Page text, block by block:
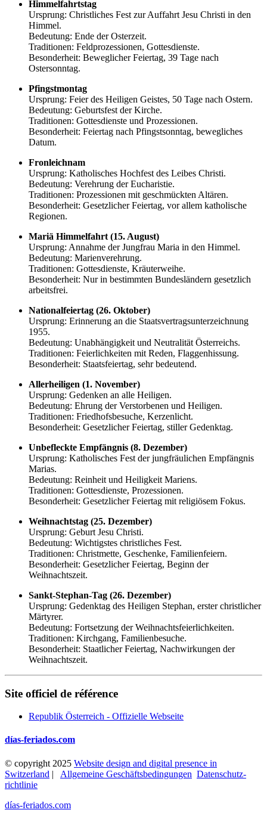
Himmelfahrtstag
Ursprung: Christliches Fest zur Auffahrt Jesu Christi in den
Himmel.
Bedeutung: Ende der Osterzeit.
Traditionen: Feldprozessionen, Gottesdienste.
Besonderheit: Beweglicher Feiertag, 39 Tage nach
Ostersonntag.
Pfingstmontag
Ursprung: Feier des Heiligen Geistes, 50 Tage nach Ostern.
Bedeutung: Geburtsfest der Kirche.
Traditionen: Gottesdienste und Prozessionen.
Besonderheit: Feiertag nach Pfingstsonntag, bewegliches
Datum.
Fronleichnam
Ursprung: Katholisches Hochfest des Leibes Christi.
Bedeutung: Verehrung der Eucharistie.
Traditionen: Prozessionen mit geschmückten Altären.
Besonderheit: Gesetzlicher Feiertag, vor allem katholische
Regionen.
Mariä Himmelfahrt (15. August)
Ursprung: Annahme der Jungfrau Maria in den Himmel.
Bedeutung: Marienverehrung.
Traditionen: Gottesdienste, Kräuterweihe.
Besonderheit: Nur in bestimmten Bundesländern gesetzlich
arbeitsfrei.
Nationalfeiertag (26. Oktober)
Ursprung: Erinnerung an die Staatsvertragsunterzeichnung
1955.
Bedeutung: Unabhängigkeit und Neutralität Österreichs.
Traditionen: Feierlichkeiten mit Reden, Flaggenhissung.
Besonderheit: Staatsfeiertag, sehr bedeutend.
Allerheiligen (1. November)
Ursprung: Gedenken an alle Heiligen.
Bedeutung: Ehrung der Verstorbenen und Heiligen.
Traditionen: Friedhofsbesuche, Kerzenlicht.
Besonderheit: Gesetzlicher Feiertag, stiller Gedenktag.
Unbefleckte Empfängnis (8. Dezember)
Ursprung: Katholisches Fest der jungfräulichen Empfängnis
Marias.
Bedeutung: Reinheit und Heiligkeit Mariens.
Traditionen: Gottesdienste, Prozessionen.
Besonderheit: Gesetzlicher Feiertag mit religiösem Fokus.
Weihnachtstag (25. Dezember)
Ursprung: Geburt Jesu Christi.
Bedeutung: Wichtigstes christliches Fest.
Traditionen: Christmette, Geschenke, Familienfeiern.
Besonderheit: Gesetzlicher Feiertag, Beginn der
Weihnachtszeit.
Sankt-Stephan-Tag (26. Dezember)
Ursprung: Gedenktag des Heiligen Stephan, erster christlicher
Märtyrer.
Bedeutung: Fortsetzung der Weihnachtsfeierlichkeiten.
Traditionen: Kirchgang, Familienbesuche.
Besonderheit: Staatlicher Feiertag, Nachwirkungen der
Weihnachtszeit.
Site officiel de référence
Republik Österreich - Offizielle Webseite
días-feriados.com
© copyright 2025 Website design and digital presence in
Switzerland | Allgemeine Geschäftsbedingungen Datenschutz­
richtlinie
días-feriados.com